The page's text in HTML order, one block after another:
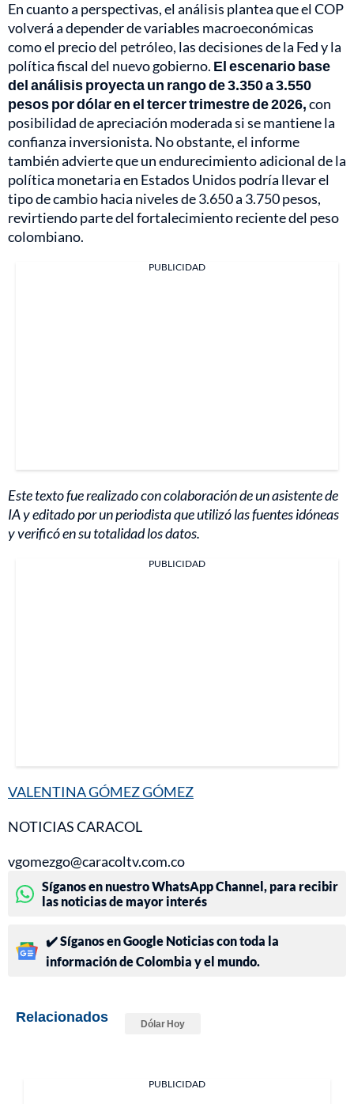
En cuanto a perspectivas, el análisis plantea que el COP
volverá a depender de variables macroeconómicas
como el precio del petróleo, las decisiones de la Fed y la
política fiscal del nuevo gobierno. El escenario base
del análisis proyecta un rango de 3.350 a 3.550
pesos por dólar en el tercer trimestre de 2026,con
posibilidad de apreciación moderada si se mantiene la
confianza inversionista. No obstante, el informe
también advierte que un endurecimiento adicional de la
política monetaria en Estados Unidos podría llevar el
tipo de cambio hacia niveles de 3.650 a 3.750 pesos,
revirtiendo parte del fortalecimiento reciente del peso
colombiano.
PUBLICIDAD
Este texto fue realizado con colaboración de un asistente de
IA y editado por un periodista que utilizó las fuentes idóneas
y verificó en su totalidad los datos.
PUBLICIDAD
VALENTINA GÓMEZ GÓMEZ
NOTICIAS CARACOL
vgomezgo@caracoltv.com.co
Síganos en nuestro WhatsApp Channel, para recibir
las noticias de mayor interés
✔️ Síganos en Google Noticias con toda la
información de Colombia y el mundo.
Relacionados Dólar Hoy
PUBLICIDAD